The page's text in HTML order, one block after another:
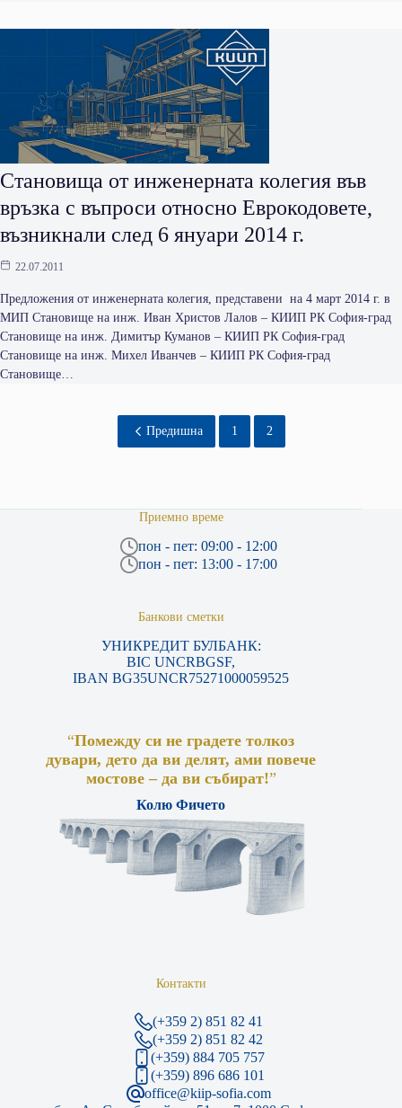
Становища от инженерната колегия във
връзка с въпроси относно Еврокодовете,
възникнали след 6 януари 2014 г.
22.07.2011
Предложения от инженерната колегия, представени на 4 март 2014 г. в
МИП Становище на инж. Иван Христов Лалов – КИИП РК София-град
Становище на инж. Димитър Куманов – КИИП РК София-град
Становище на инж. Михел Иванчев – КИИП РК София-град
Становище…
Предишна 1 2
Приемно време
пон - пет: 09:00 - 12:00
пон - пет: 13:00 - 17:00
Банкови сметки
УНИКРЕДИТ БУЛБАНК:
BIC UNCRBGSF,
IBAN BG35UNCR75271000059525
“Помежду си не градете толкоз
дувари, дето да ви делят, ами повече
мостове – да ви събират!”
Колю Фичето
Контакти
(+359 2) 851 82 41
(+359 2) 851 82 42
(+359) 884 705 757
(+359) 896 686 101
office@kiip-sofia.com